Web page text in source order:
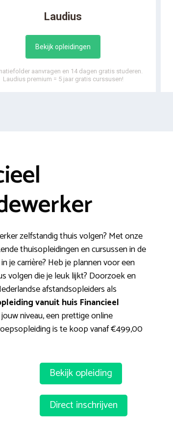
Laudius
Bekijk opleidingen
aanvragen en 14 dagen gratis studeren.
Laudius premium = 5 jaar gratis curssusen!
zelfstandig thuis volgen? Met onze
thuisopleidingen en cursussen in de
je carrière? Heb je plannen voor een
volgen die je leuk lijkt? Doorzoek en
afstandsopleiders als
vanuit huis Financieel
niveau, een prettige online
is te koop vanaf €499,00
Bekijk opleiding
Direct inschrijven